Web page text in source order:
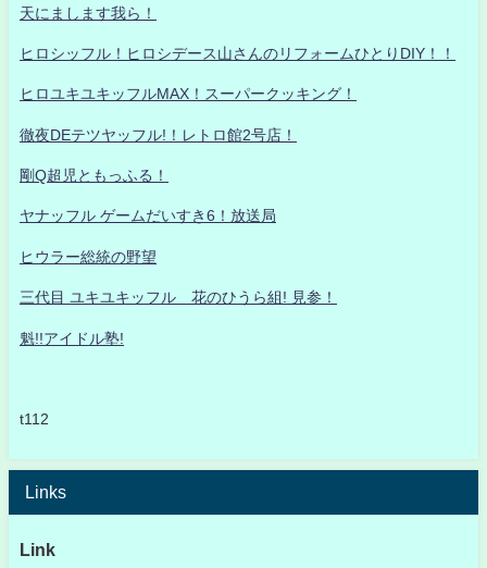
天にまします我ら！
ヒロシッフル！ヒロシデース山さんのリフォームひとりDIY！！
ヒロユキユキッフルMAX！スーパークッキング！
徹夜DEテツヤッフル!！レトロ館2号店！
剛Q超児ともっふる！
ヤナッフル ゲームだいすき6！放送局
ヒウラー総統の野望
三代目 ユキユキッフル 花のひうら組! 見参！
魁!!アイドル塾!
t112
Links
Link